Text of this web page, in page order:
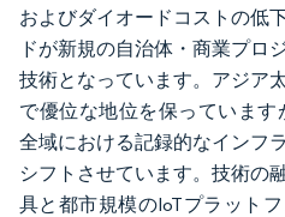
およびダイオードコストの低
ドが新規の自治体・商業プロ
技術となっています。アジア
で優位な地位を保っています
全域における記録的なインフ
シフトさせています。技術の
具と都市規模のIoTプラット